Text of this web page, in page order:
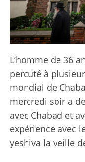
L’homme de 36
percuté à
mondial de
mercredi soir a
avec Chabad et
expérience avec
yeshiva la veille